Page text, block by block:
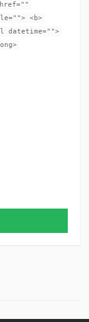
<b>
datetime="">